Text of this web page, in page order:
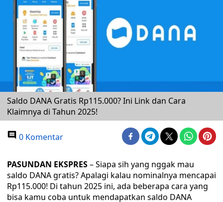
Saldo DANA Gratis Rp115.000? Ini Link dan Cara
Klaimnya di Tahun 2025!
0 Komentar
PASUNDAN EKSPRES– Siapa sih yang nggak mau
saldo DANA gratis? Apalagi kalau nominalnya mencapai
Rp115.000! Di tahun 2025 ini, ada beberapa cara yang
bisa kamu coba untuk mendapatkan saldo DANA